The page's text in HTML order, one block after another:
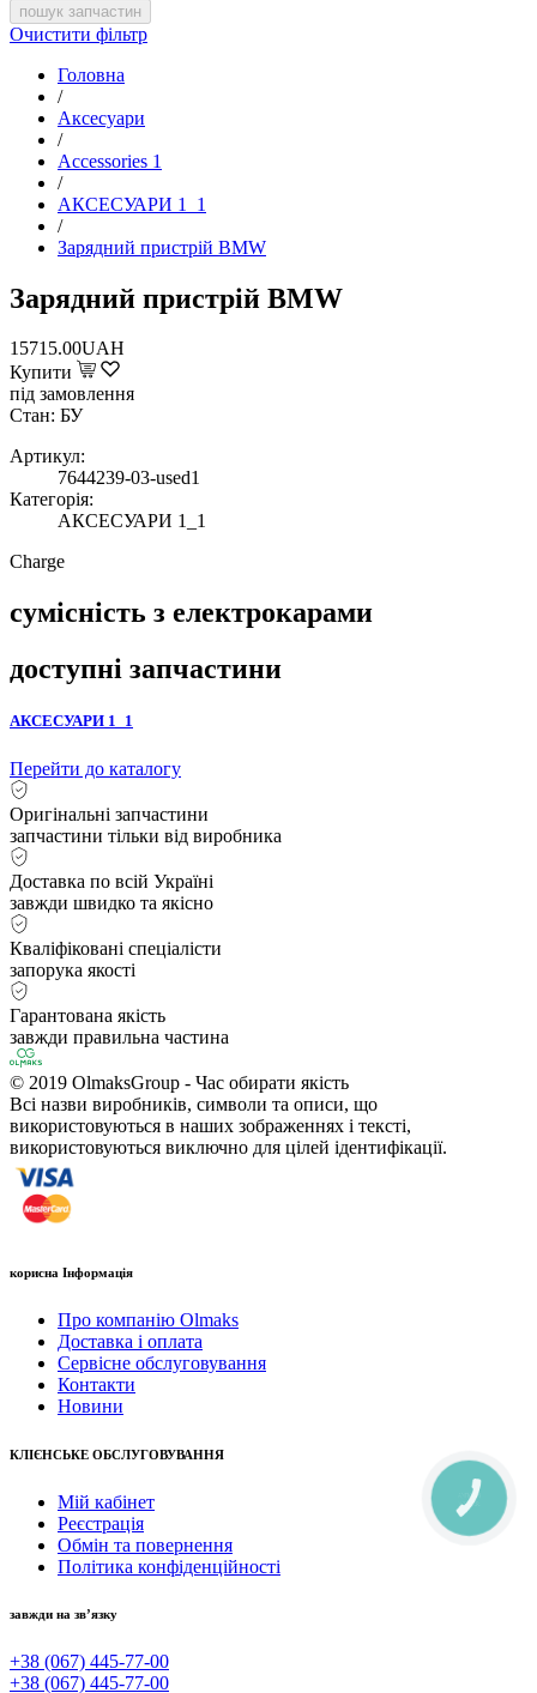
пошук запчастин
Очистити фільтр
Головна
/
Аксесуари
/
Accessories 1
/
АКСЕСУАРИ 1_1
/
Зарядний пристрій BMW
Зарядний пристрій BMW
15715.00UAH
Купити
під замовлення
Стан: БУ
Артикул:
7644239-03-used1
Категорія:
АКСЕСУАРИ 1_1
Charge
сумісність з електрокарами
доступні запчастини
АКСЕСУАРИ 1_1
Перейти до каталогу
Оригінальні запчастини
запчастини тільки від виробника
Доставка по всій Україні
завжди швидко та якісно
Кваліфіковані спеціалісти
запорука якості
Гарантована якість
завжди правильна частина
© 2019 OlmaksGroup - Час обирати якість
Всі назви виробників, символи та описи, що
використовуються в наших зображеннях і тексті,
використовуються виключно для цілей ідентифікації.
корисна Інформація
Про компанію Olmaks
Доставка і оплата
Сервісне обслуговування
Контакти
Новини
КЛІЄНСЬКЕ ОБСЛУГОВУВАННЯ
Мій кабінет
Реєстрація
Обмін та повернення
Політика конфіденційності
завжди на зв’язку
+38 (067) 445-77-00
+38 (067) 445-77-00
КНОПКА
ЗВ'ЯЗКУ